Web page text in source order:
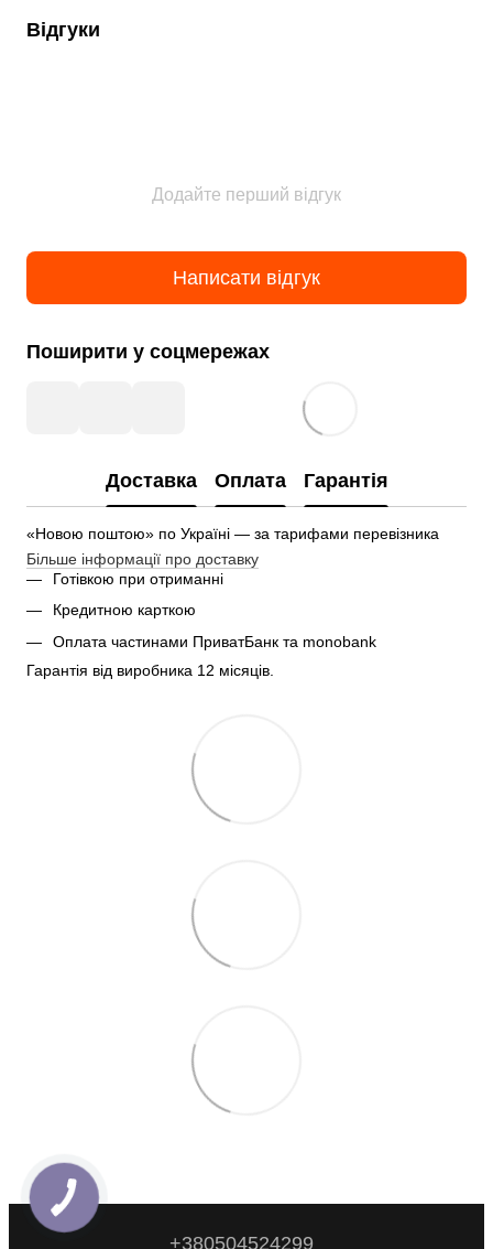
Відгуки
Додайте перший відгук
Написати відгук
Поширити у соцмережах
Доставка Оплата Гарантія
«Новою поштою» по Україні — за тарифами перевізника
Більше інформації про доставку
Готівкою при отриманні
Кредитною карткою
Оплата частинами ПриватБанк та monobank
Гарантія від виробника 12 місяців.
+380504524299